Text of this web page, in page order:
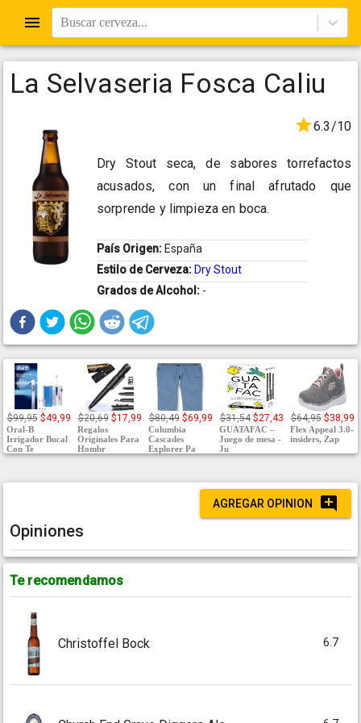
Buscar cerveza...
La Selvaseria Fosca Caliu
6.3/10
Dry Stout seca, de sabores torrefactos
acusados, con un final afrutado que
sorprende y limpieza en boca.
País Origen: España
Estilo de Cerveza: Dry Stout
Grados de Alcohol: -
$99,95 $49,99
Oral-B
Irrigador Bucal
Con Te
$20,69 $17,99
Regalos
Originales Para
Hombr
$80,49 $69,99
Columbia
Cascades
Explorer Pa
$31,54 $27,43
GUATAFAC –
Juego de mesa -
Ju
$64,95 $38,99
Flex Appeal 3.0-
insiders, Zap
AGREGAR OPINION
Opiniones
Te recomendamos
Christoffel Bock 6.7